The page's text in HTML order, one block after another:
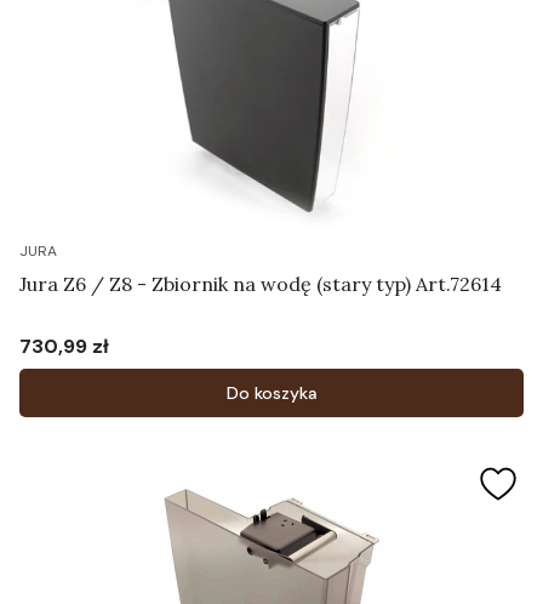
JURA
Jura Z6 / Z8 - Zbiornik na wodę (stary typ) Art.72614
Cena
730,99 zł
Do koszyka